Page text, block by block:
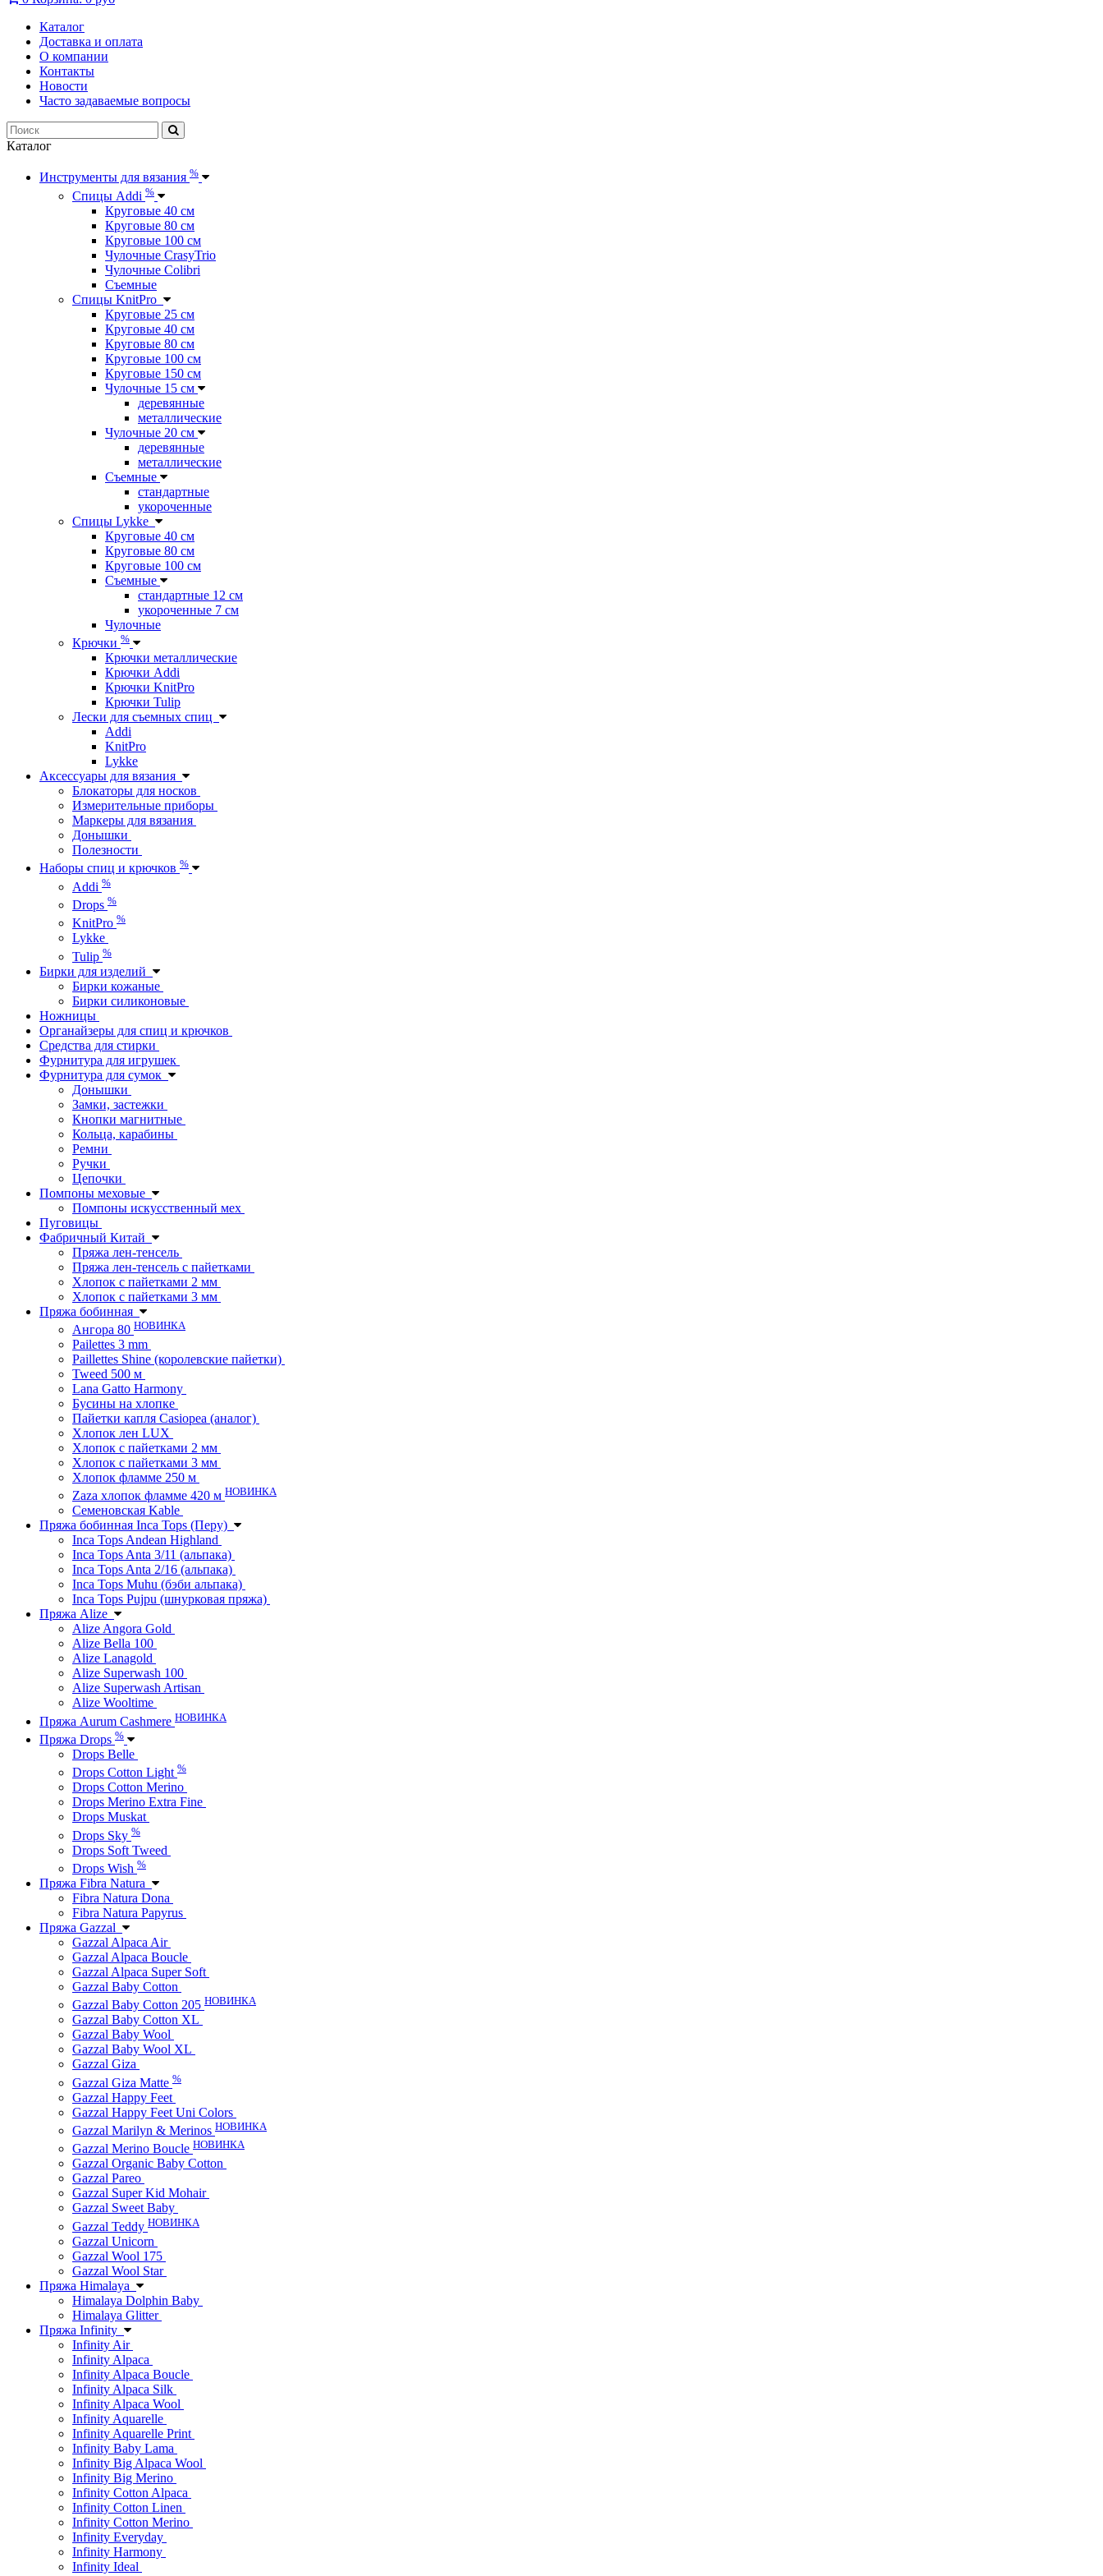
Каталог
Доставка и оплата
О компании
Контакты
Новости
Часто задаваемые вопросы
Каталог
Инструменты для вязания %
Спицы Addi %
Круговые 40 см
Круговые 80 см
Круговые 100 см
Чулочные CrasyTrio
Чулочные Colibri
Съемные
Спицы KnitPro
Круговые 25 см
Круговые 40 см
Круговые 80 см
Круговые 100 см
Круговые 150 см
Чулочные 15 см
деревянные
металлические
Чулочные 20 см
деревянные
металлические
Съемные
стандартные
укороченные
Спицы Lykke
Круговые 40 см
Круговые 80 см
Круговые 100 см
Съемные
стандартные 12 см
укороченные 7 см
Чулочные
Крючки %
Крючки металлические
Крючки Addi
Крючки KnitPro
Крючки Tulip
Лески для съемных спиц
Addi
KnitPro
Lykke
Аксессуары для вязания
Блокаторы для носков
Измерительные приборы
Маркеры для вязания
Донышки
Полезности
Наборы спиц и крючков %
Addi %
Drops %
KnitPro %
Lykke
Tulip %
Бирки для изделий
Бирки кожаные
Бирки силиконовые
Ножницы
Органайзеры для спиц и крючков
Средства для стирки
Фурнитура для игрушек
Фурнитура для сумок
Донышки
Замки, застежки
Кнопки магнитные
Кольца, карабины
Ремни
Ручки
Цепочки
Помпоны меховые
Помпоны искусственный мех
Пуговицы
Фабричный Китай
Пряжа лен-тенсель
Пряжа лен-тенсель с пайетками
Хлопок с пайетками 2 мм
Хлопок с пайетками 3 мм
Пряжа бобинная
Ангора 80 НОВИНКА
Pailettes 3 mm
Paillettes Shine (королевские пайетки)
Tweed 500 м
Lana Gatto Harmony
Бусины на хлопке
Пайетки капля Casiopea (аналог)
Хлопок лен LUX
Хлопок с пайетками 2 мм
Хлопок с пайетками 3 мм
Хлопок фламме 250 м
Zaza хлопок фламме 420 м НОВИНКА
Семеновская Kable
Пряжа бобинная Inca Tops (Перу)
Inca Tops Andean Highland
Inca Tops Anta 3/11 (альпака)
Inca Tops Anta 2/16 (альпака)
Inca Tops Muhu (бэби альпака)
Inca Tops Pujpu (шнурковая пряжа)
Пряжа Alize
Alize Angora Gold
Alize Bella 100
Alize Lanagold
Alize Superwash 100
Alize Superwash Artisan
Alize Wooltime
Пряжа Aurum Cashmere НОВИНКА
Пряжа Drops %
Drops Belle
Drops Cotton Light %
Drops Cotton Merino
Drops Merino Extra Fine
Drops Muskat
Drops Sky %
Drops Soft Tweed
Drops Wish %
Пряжа Fibra Natura
Fibra Natura Dona
Fibra Natura Papyrus
Пряжа Gazzal
Gazzal Alpaca Air
Gazzal Alpaca Boucle
Gazzal Alpaca Super Soft
Gazzal Baby Cotton
Gazzal Baby Cotton 205 НОВИНКА
Gazzal Baby Cotton XL
Gazzal Baby Wool
Gazzal Baby Wool XL
Gazzal Giza
Gazzal Giza Matte %
Gazzal Happy Feet
Gazzal Happy Feet Uni Colors
Gazzal Marilyn & Merinos НОВИНКА
Gazzal Merino Boucle НОВИНКА
Gazzal Organic Baby Cotton
Gazzal Pareo
Gazzal Super Kid Mohair
Gazzal Sweet Baby
Gazzal Teddy НОВИНКА
Gazzal Unicorn
Gazzal Wool 175
Gazzal Wool Star
Пряжа Himalaya
Himalaya Dolphin Baby
Himalaya Glitter
Пряжа Infinity
Infinity Air
Infinity Alpaca
Infinity Alpaca Boucle
Infinity Alpaca Silk
Infinity Alpaca Wool
Infinity Aquarelle
Infinity Aquarelle Print
Infinity Baby Lama
Infinity Big Alpaca Wool
Infinity Big Merino
Infinity Cotton Alpaca
Infinity Cotton Linen
Infinity Cotton Merino
Infinity Everyday
Infinity Harmony
Infinity Ideal